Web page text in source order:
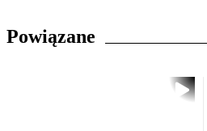
Powiązane